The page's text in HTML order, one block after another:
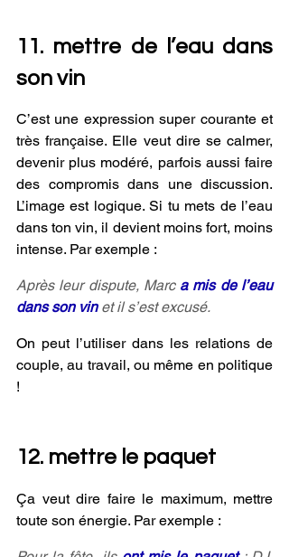
11. mettre de l’eau dans
son vin
C’est une expression super courante et
très française. Elle veut dire se calmer,
devenir plus modéré, parfois aussi faire
des compromis dans une discussion.
L’image est logique. Si tu mets de l’eau
dans ton vin, il devient moins fort, moins
intense. Par exemple :
Après leur dispute, Marc a mis de l’eau
dans son vin et il s’est excusé.
On peut l’utiliser dans les relations de
couple, au travail, ou même en politique
!
12. mettre le paquet
Ça veut dire faire le maximum, mettre
toute son énergie. Par exemple :